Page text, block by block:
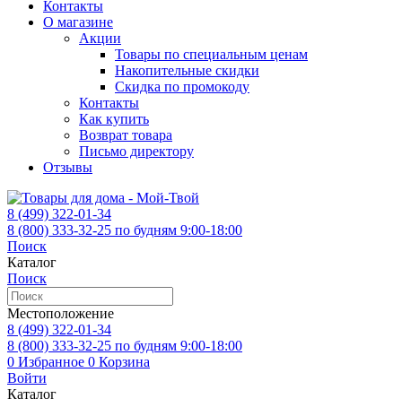
Контакты
О магазине
Акции
Товары по специальным ценам
Накопительные скидки
Скидка по промокоду
Контакты
Как купить
Возврат товара
Письмо директору
Отзывы
8 (499) 322-01-34
8 (800) 333-32-25 по будням 9:00-18:00
Поиск
Каталог
Поиск
Местоположение
8 (499) 322-01-34
8 (800) 333-32-25 по будням 9:00-18:00
0 Избранное 0 Корзина
Войти
Каталог